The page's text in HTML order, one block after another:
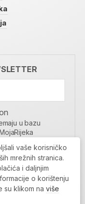
u bazu
vaše korisničko
mrežnih stranica.
i daljnjim
o korištenju
su klikom na više